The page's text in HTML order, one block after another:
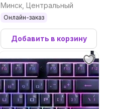
Минск, Центральный
Онлайн-заказ
Добавить в корзину